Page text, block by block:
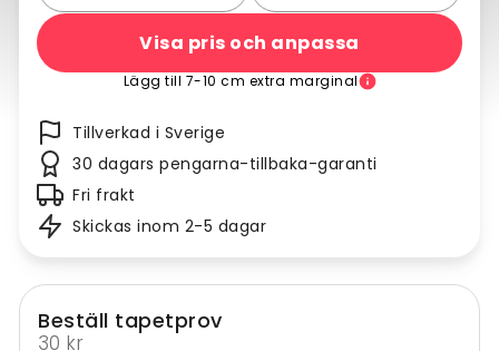
Visa pris och anpassa
Lägg till 7-10 cm extra marginal
Tillverkad i Sverige
30 dagars pengarna-tillbaka-garanti
Fri frakt
Skickas inom 2-5 dagar
Beställ tapetprov
30 kr